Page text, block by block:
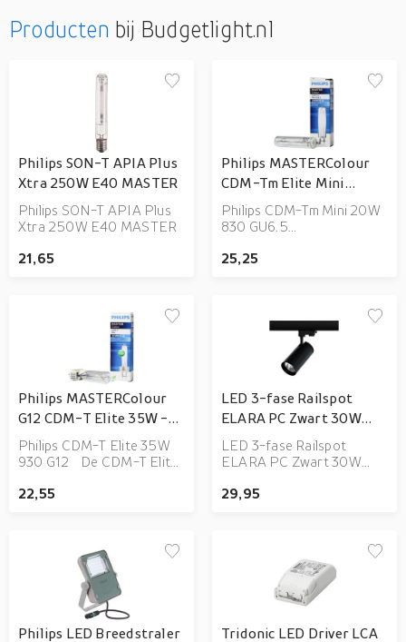
Producten bij Budgetlight.nl
Philips SON-T APIA Plus
Xtra 250W E40 MASTER
Philips SON-T APIA Plus
Xtra 250W E40 MASTER
21,65
Philips MASTERColour
CDM-Tm Elite Mini
20W/830 GU6.5 1CT
metaalhalidelamp 3000
Philips CDM-Tm Mini 20W
830 GU6.5
licht dat uitgestraald wordt
25,25
Philips MASTERColour
G12 CDM-T Elite 35W -
930 | Hoogste
Kleurweergave
Philips CDM-T Elite 35W
930 G12 De CDM-T Elite
heeft een verbruik van 35
22,55
LED 3-fase Railspot
ELARA PC Zwart 30W
2500lm 40D - 830
LED 3-fase Railspot
ELARA PC Zwart 30W
29,95
Philips LED Breedstraler
Tridonic LED Driver LCA